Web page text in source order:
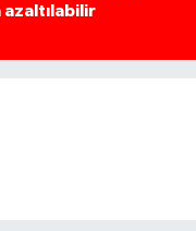
azaltılabilir